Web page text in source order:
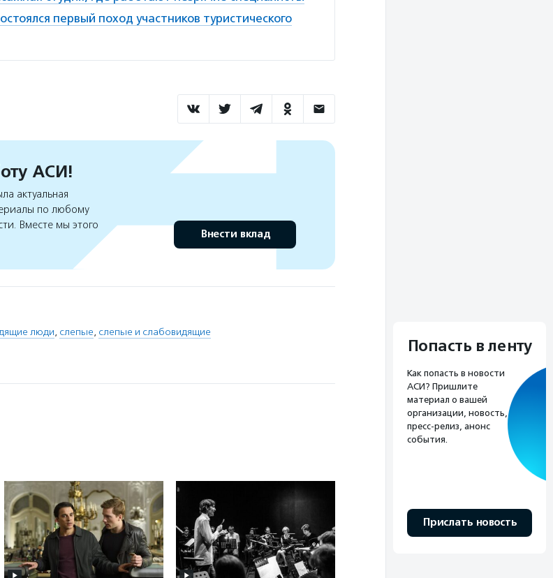
первый поход участников туристического
АСИ!
актуальная
по любому
Вместе мы этого
Внести вклад
люди, слепые, слепые и слабовидящие
Попасть в ленту
Как попасть в новости
АСИ? Пришлите
материал о вашей
организации, новость,
пресс-релиз, анонс
события.
Прислать новость